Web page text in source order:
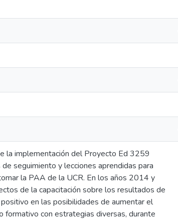
la implementación del Proyecto Ed 3259
seguimiento y lecciones aprendidas para
la PAA de la UCR. En los años 2014 y
de la capacitación sobre los resultados de
en las posibilidades de aumentar el
formativo con estrategias diversas, durante